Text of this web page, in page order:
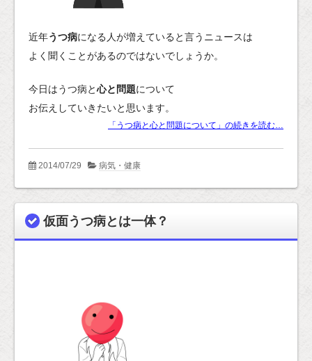
近年うつ病になる人が増えていると言うニュースは
よく聞くことがあるのではないでしょうか。
今日はうつ病と心と問題について
お伝えしていきたいと思います。
「うつ病と心と問題について」の続きを読む…
2014/07/29 病気・健康
仮面うつ病とは一体？